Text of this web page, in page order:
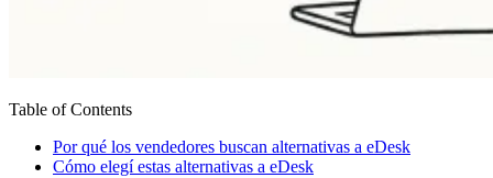
Table of Contents
Por qué los vendedores buscan alternativas a eDesk
Cómo elegí estas alternativas a eDesk